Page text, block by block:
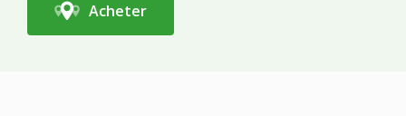
Acheter